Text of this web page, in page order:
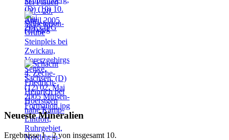
Neueste Mineralien
Ergebnisse 1 - 2 von insgesamt 10.